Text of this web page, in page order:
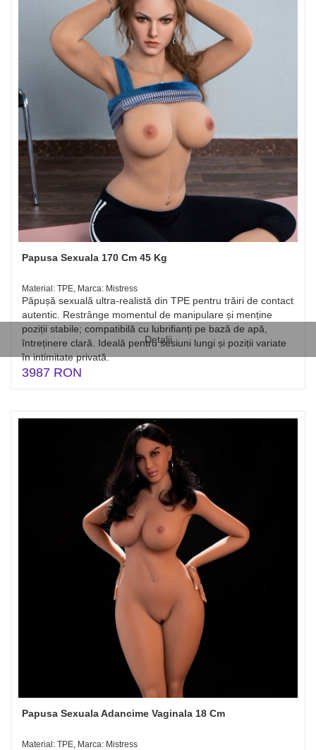
Detalii
Papusa Sexuala 170 Cm 45 Kg
Material: TPE, Marca: Mistress
Păpușă sexuală ultra-realistă din TPE pentru trăiri de contact
autentic. Restrânge momentul de manipulare și menține
poziții stabile; compatibilă cu lubrifianți pe bază de apă,
întreținere clară. Ideală pentru sesiuni lungi și poziții variate
în intimitate privată.
3987 RON
Papusa Sexuala Adancime Vaginala 18 Cm
Material: TPE, Marca: Mistress